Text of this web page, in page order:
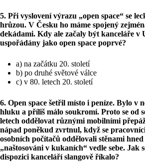
5. Při vyslovení výrazu „open space“ se
hrůzou. V Česku ho máme spojený
dekádami. Kdy ale začaly být kanceláře v
uspořádány jako open space poprvé?
a) na začátku 20. století
b) po druhé světové válce
c) v 80. letech 20. století
6. Open space šetřil místo i peníze. Bylo v
hluku a příliš málo soukromí. Proto se od
letech oddělovat různými mobilními
nápad poněkud zvrtnul, když se
osobních počítačů oddělovali stěnami
„naštosováni v kukaních“ vedle sebe. Jak
dispozici kanceláří slangově říkalo?